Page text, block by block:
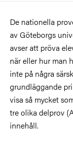
De nationella
av Göteborgs
avser att pröva
när eller hur man
inte på några
grundläggande
visa så mycket
tre olika delprov
innehåll.